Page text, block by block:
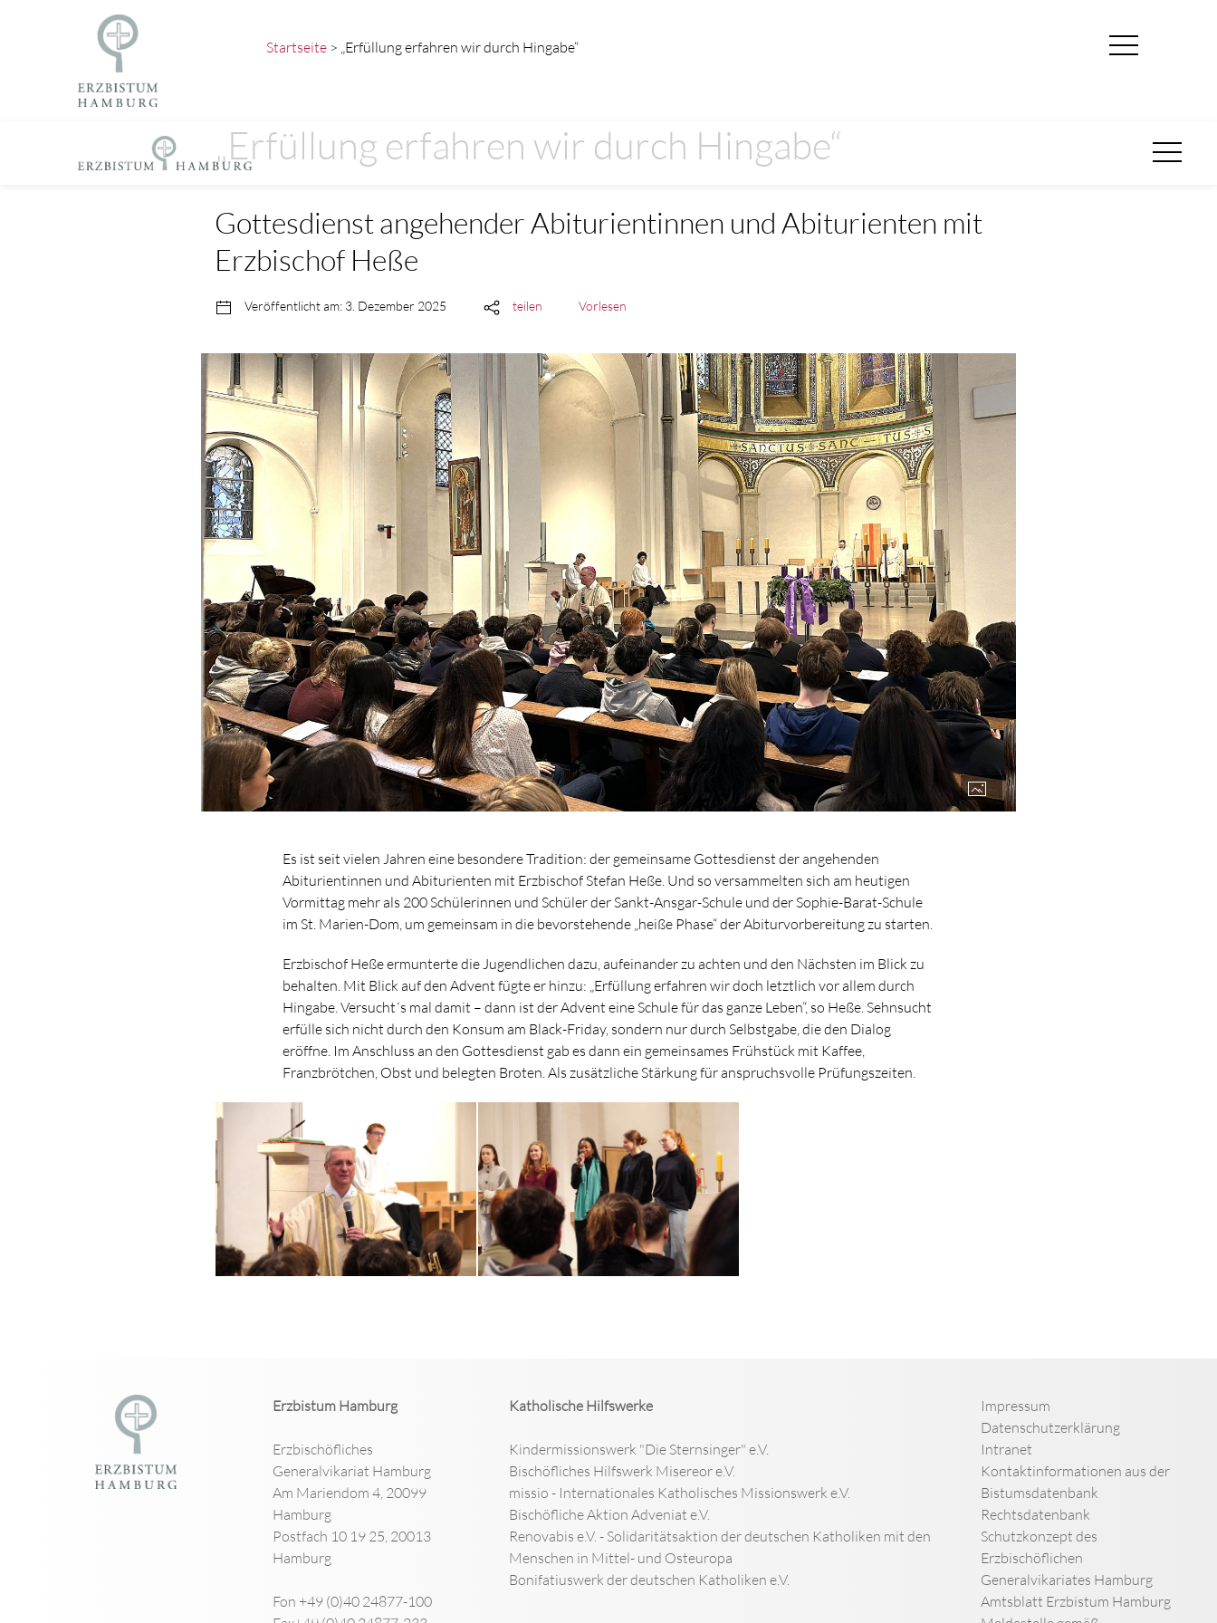
Startseite > „Erfüllung erfahren wir durch Hingabe“
„Erfüllung erfahren wir durch Hingabe“
Gottesdienst angehender Abiturientinnen und Abiturienten mit
Erzbischof Heße
Veröffentlicht am: 3. Dezember 2025 teilen Vorlesen
Es ist seit vielen Jahren eine besondere Tradition: der gemeinsame Gottesdienst der angehenden
Abiturientinnen und Abiturienten mit Erzbischof Stefan Heße. Und so versammelten sich am heutigen
Vormittag mehr als 200 Schülerinnen und Schüler der Sankt-Ansgar-Schule und der Sophie-Barat-Schule
im St. Marien-Dom, um gemeinsam in die bevorstehende „heiße Phase“ der Abiturvorbereitung zu starten.
Erzbischof Heße ermunterte die Jugendlichen dazu, aufeinander zu achten und den Nächsten im Blick zu
behalten. Mit Blick auf den Advent fügte er hinzu: „Erfüllung erfahren wir doch letztlich vor allem durch
Hingabe. Versucht´s mal damit – dann ist der Advent eine Schule für das ganze Leben“, so Heße. Sehnsucht
erfülle sich nicht durch den Konsum am Black-Friday, sondern nur durch Selbstgabe, die den Dialog
eröffne. Im Anschluss an den Gottesdienst gab es dann ein gemeinsames Frühstück mit Kaffee,
Franzbrötchen, Obst und belegten Broten. Als zusätzliche Stärkung für anspruchsvolle Prüfungszeiten.
Erzbistum Hamburg
Erzbischöfliches
Generalvikariat Hamburg
Am Mariendom 4, 20099
Hamburg
Postfach 10 19 25, 20013
Hamburg
Fon +49 (0)40 24877-100
Katholische Hilfswerke
Kindermissionswerk "Die Sternsinger" e.V.
Bischöfliches Hilfswerk Misereor e.V.
missio - Internationales Katholisches Missionswerk e.V.
Bischöfliche Aktion Adveniat e.V.
Renovabis e.V. - Solidaritätsaktion der deutschen Katholiken mit den
Menschen in Mittel- und Osteuropa
Bonifatiuswerk der deutschen Katholiken e.V.
Impressum
Datenschutzerklärung
Intranet
Kontaktinformationen aus der
Bistumsdatenbank
Rechtsdatenbank
Schutzkonzept des
Erzbischöflichen
Generalvikariates Hamburg
Amtsblatt Erzbistum Hamburg